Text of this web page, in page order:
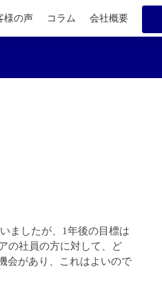
様の声 コラム 会社概要
ましたが、1年後の目標は
の社員の方に対して、ど
会があり、これはよいので